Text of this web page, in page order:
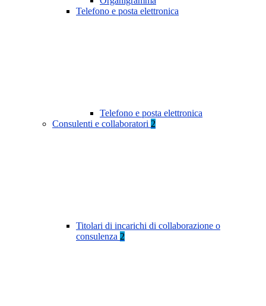
Telefono e posta elettronica
Telefono e posta elettronica
Consulenti e collaboratori 2
Titolari di incarichi di collaborazione o
consulenza 2